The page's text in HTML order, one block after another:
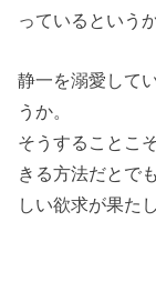
っているという
静一を溺愛して
うか。
そうすることこ
きる方法だとで
しい欲求が果た